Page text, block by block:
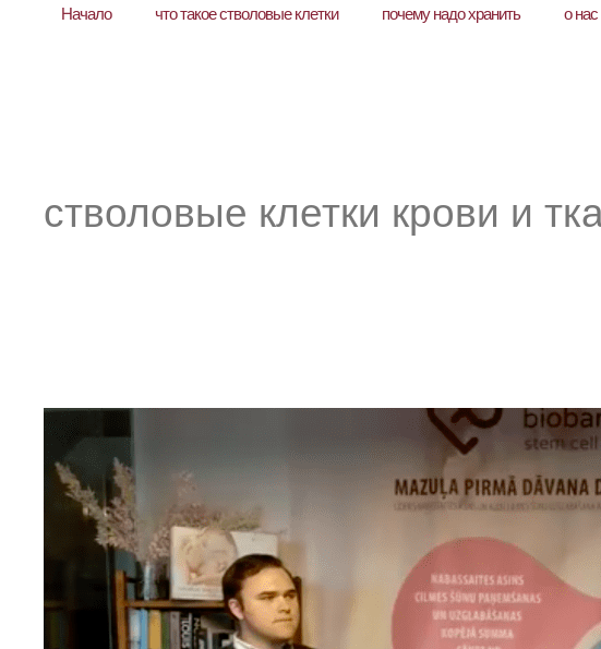
Hачало что такое стволовые клетки почему надо хранить о нас
стволовые клетки крови и